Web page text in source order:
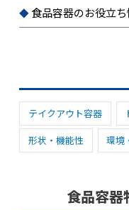
食品容器のお役立
テイクアウト容器
形状・機能性
環境
食品容器